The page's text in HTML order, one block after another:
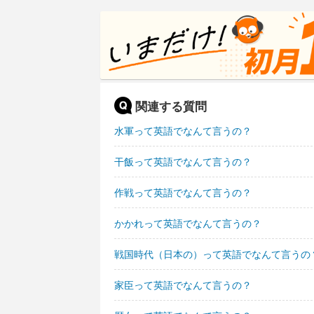
関連する質問
水軍って英語でなんて言うの？
干飯って英語でなんて言うの？
作戦って英語でなんて言うの？
かかれって英語でなんて言うの？
戦国時代（日本の）って英語でなんて言うの
家臣って英語でなんて言うの？